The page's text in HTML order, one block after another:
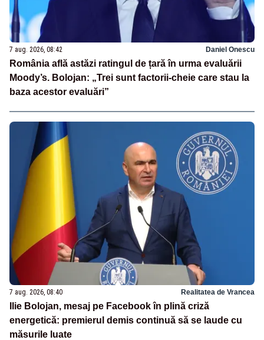
7 aug. 2026, 08:42 Daniel Onescu
România află astăzi ratingul de țară în urma evaluării
Moody’s. Bolojan: „Trei sunt factorii-cheie care stau la
baza acestor evaluări”
7 aug. 2026, 08:40 Realitatea de Vrancea
Ilie Bolojan, mesaj pe Facebook în plină criză
energetică: premierul demis continuă să se laude cu
măsurile luate